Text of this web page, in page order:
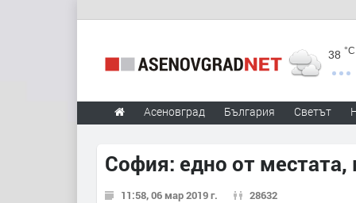
38 °C
Асеновград България Светът
София: едно от местата,
11:58, 06 мар 2019 г. 28632